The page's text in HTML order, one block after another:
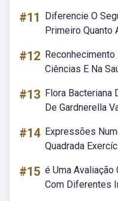
#11
Diferencie O
Primeiro Quanto
#12 Reconhecimento
Ciências E Na
#13 Flora Bacteriana
De Gardnerella
#14 Expressões
Quadrada
#15 é Uma Avaliação
Com Diferentes